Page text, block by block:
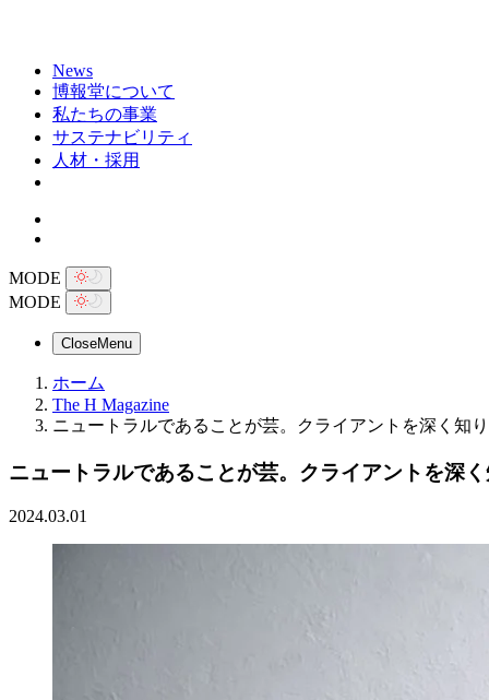
News
博報堂について
私たちの事業
サステナビリティ
人材・採用
MODE
MODE
CloseMenu
ホーム
The H Magazine
ニュートラルであることが芸。クライアントを深く知
ニュートラルであることが芸。クライアントを深
2024.03.01